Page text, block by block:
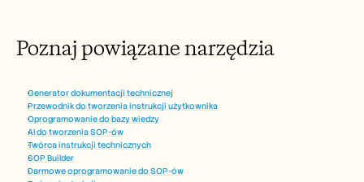
Poznaj powiązane narzędzia
Generator dokumentacji technicznej
Przewodnik do tworzenia instrukcji użytkownika
Oprogramowanie do bazy wiedzy
AI do tworzenia SOP-ów
Twórca instrukcji technicznych
SOP Builder
Darmowe oprogramowanie do SOP-ów
Korzyści z korzystania z generatora
instrukcji szkoleniowych Trupeer